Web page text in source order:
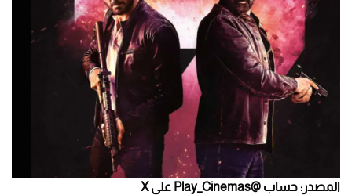
المصدر: حساب @Play_Cinemas على X